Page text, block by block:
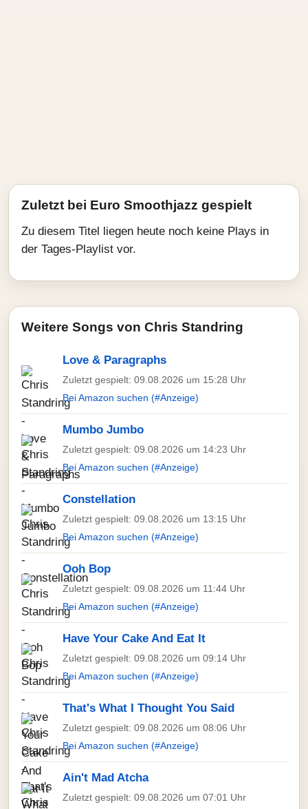
Zuletzt bei Euro Smoothjazz gespielt
Zu diesem Titel liegen heute noch keine Plays in
der Tages-Playlist vor.
Weitere Songs von Chris Standring
Love & Paragraphs
Zuletzt gespielt: 09.08.2026 um 15:28 Uhr
Bei Amazon suchen (#Anzeige)
Mumbo Jumbo
Zuletzt gespielt: 09.08.2026 um 14:23 Uhr
Bei Amazon suchen (#Anzeige)
Constellation
Zuletzt gespielt: 09.08.2026 um 13:15 Uhr
Bei Amazon suchen (#Anzeige)
Ooh Bop
Zuletzt gespielt: 09.08.2026 um 11:44 Uhr
Bei Amazon suchen (#Anzeige)
Have Your Cake And Eat It
Zuletzt gespielt: 09.08.2026 um 09:14 Uhr
Bei Amazon suchen (#Anzeige)
That's What I Thought You Said
Zuletzt gespielt: 09.08.2026 um 08:06 Uhr
Bei Amazon suchen (#Anzeige)
Ain't Mad Atcha
Zuletzt gespielt: 09.08.2026 um 07:01 Uhr